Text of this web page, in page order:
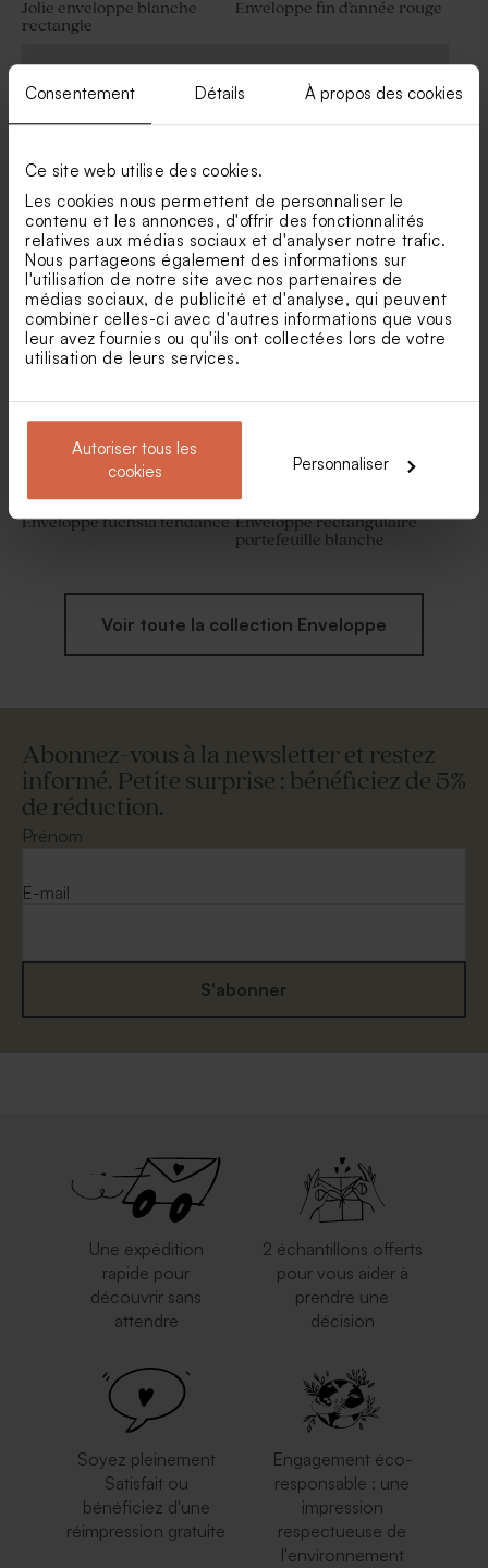
Consentement Détails À propos des cookies
Ce site web utilise des cookies.
Les cookies nous permettent de personnaliser le
contenu et les annonces, d'offrir des fonctionnalités
relatives aux médias sociaux et d'analyser notre trafic.
Nous partageons également des informations sur
l'utilisation de notre site avec nos partenaires de
médias sociaux, de publicité et d'analyse, qui peuvent
combiner celles-ci avec d'autres informations que vous
leur avez fournies ou qu'ils ont collectées lors de votre
utilisation de leurs services.
Autoriser tous les
cookies
Personnaliser
kraft
Jolie enveloppe blanche
rectangle
Enveloppe fin d'année rouge
Enveloppe rose pâle Enveloppe brune
Enveloppe fuchsia tendance Enveloppe rectangulaire
portefeuille blanche
Voir toute la collection Enveloppe
Abonnez-vous à la newsletter et restez
informé. Petite surprise : bénéficiez de 5%
de réduction.
Prénom
E-mail
S'abonner
Une expédition
rapide pour
découvrir sans
attendre
2 échantillons offerts
pour vous aider à
prendre une
décision
Soyez pleinement
Satisfait ou
bénéficiez d'une
réimpression gratuite
Engagement éco-
responsable : une
impression
respectueuse de
l'environnement